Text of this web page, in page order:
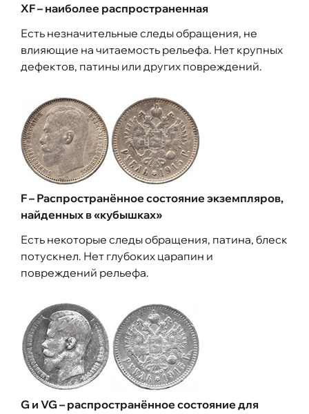
XF – наиболее распространенная
Есть незначительные следы обращения, не
влияющие на читаемость рельефа. Нет крупных
дефектов, патины или других повреждений.
F – Распространённое состояние экземпляров,
найденных в «кубышках»
Есть некоторые следы обращения, патина, блеск
потускнел. Нет глубоких царапин и
повреждений рельефа.
G и VG – распространённое состояние для